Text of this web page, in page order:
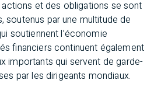
et des obligations se sont
soutenus par une multitude de
soutiennent l’économie
financiers continuent également
importants qui servent de garde-
par les dirigeants mondiaux.